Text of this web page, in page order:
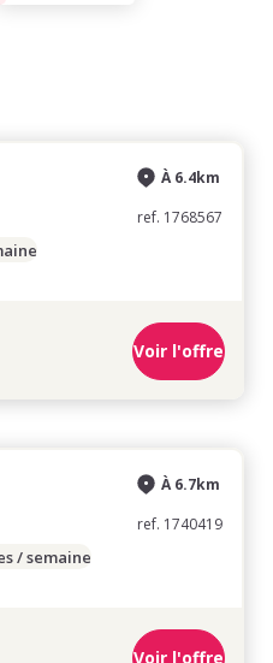
À 6.4km
ref. 1768567
Voir l'offre
À 6.7km
ref. 1740419
/ semaine
Voir l'offre